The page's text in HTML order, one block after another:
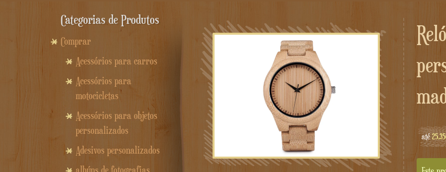
Relógio masculino
até
Categorias de Produtos
Comprar
Acessórios para carros
Acessórios para
motocicletas
Acessórios para objetos
personalizados
Adesivos personalizados